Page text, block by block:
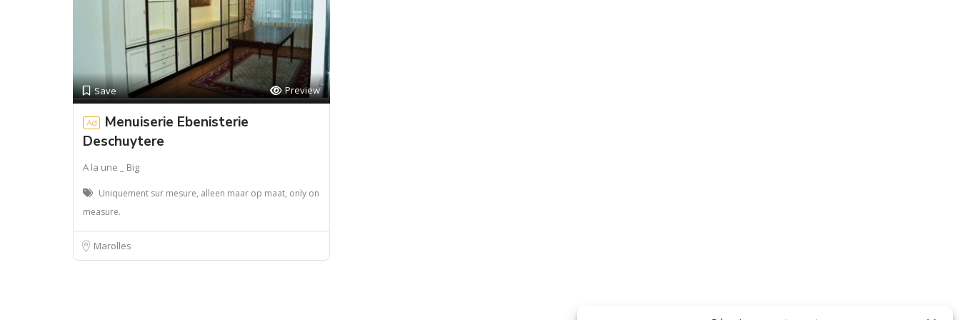
Save Preview
Ad
Menuiserie Ebenisterie
Deschuytere
A la une _ Big
Uniquement sur mesure, alleen maar op maat, only on
measure.
Marolles